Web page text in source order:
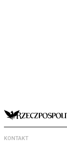
KONTAKT